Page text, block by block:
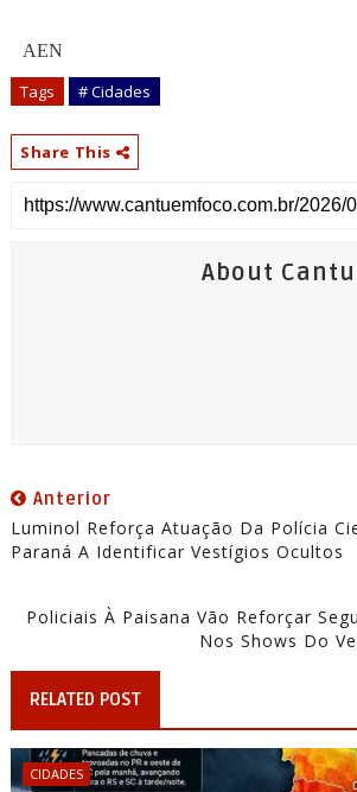
AEN
Tags # Cidades
Share This
About
Anterior
Luminol Reforça Atuação Da Polícia
Paraná A Identificar Vestígios Ocultos
Policiais À Paisana Vão Reforçar
Nos Shows Do
RELATED POST
CIDADES